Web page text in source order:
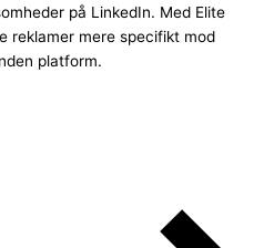
på LinkedIn. Med Elite
reklamer mere specifikt mod
platform.